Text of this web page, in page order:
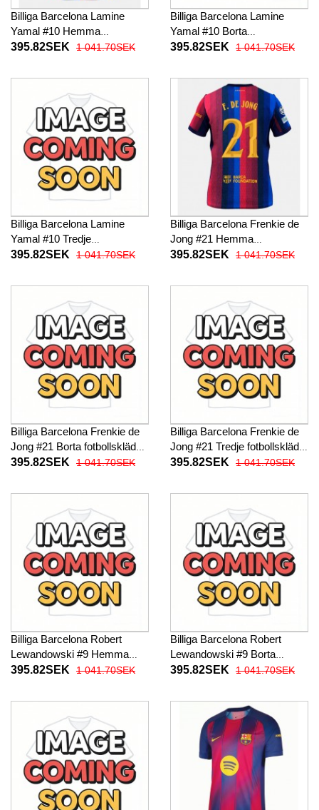
Billiga Barcelona Lamine
Yamal #10 Hemma
fotbollskläder 2026-27
395.82SEK 1 041.70SEK
Billiga Barcelona Lamine
Yamal #10 Borta
fotbollskläder 2026-27
395.82SEK 1 041.70SEK
Billiga Barcelona Lamine
Yamal #10 Tredje
fotbollskläder 2026-27
395.82SEK 1 041.70SEK
Billiga Barcelona Frenkie de
Jong #21 Hemma
fotbollskläder 2026-27
395.82SEK 1 041.70SEK
Billiga Barcelona Frenkie de
Jong #21 Borta fotbollskläder
2026-27 Kortärmad
395.82SEK 1 041.70SEK
Billiga Barcelona Frenkie de
Jong #21 Tredje fotbollskläder
2026-27 Kortärmad
395.82SEK 1 041.70SEK
Billiga Barcelona Robert
Lewandowski #9 Hemma
fotbollskläder 2026-27
395.82SEK 1 041.70SEK
Billiga Barcelona Robert
Lewandowski #9 Borta
fotbollskläder 2026-27
395.82SEK 1 041.70SEK